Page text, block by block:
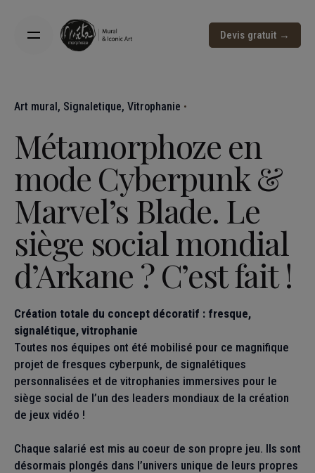
Devis gratuit →
Art mural Signaletique Vitrophanie
Métamorphoze en
mode Cyberpunk &
Marvel’s Blade. Le
siège social mondial
d’Arkane ? C’est fait !
Création totale du concept décoratif : fresque,
signalétique, vitrophanie
Toutes nos équipes ont été mobilisé pour ce magnifique
projet de fresques cyberpunk, de signalétiques
personnalisées et de vitrophanies immersives pour le
siège social de l’un des leaders mondiaux de la création
de jeux vidéo !
Chaque salarié est mis au coeur de son propre jeu. Ils sont
désormais plongés dans l’univers unique de leurs propres